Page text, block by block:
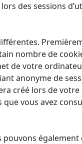
des sessions
nombre de
de votre
anonyme de
créé lors de
vous avez